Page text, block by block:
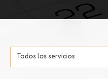
Todos los servicios